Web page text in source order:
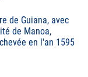
de Guiana, avec
de Manoa,
en l'an 1595